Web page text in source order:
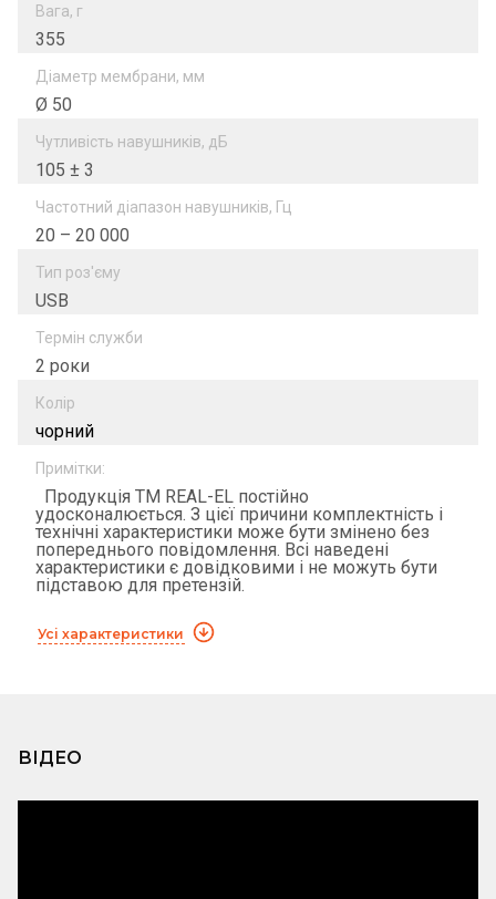
Вага, г
355
Діаметр мембрани, мм
Ø 50
Чутливість навушників, дБ
105 ± 3
Частотний діапазон навушників, Гц
20 – 20 000
Тип роз'єму
USB
Термін служби
2 роки
Колір
чорний
Примітки:
Продукція ТМ REAL-EL постійно
удосконалюється. З цієї причини комплектність і
технічні характеристики може бути змінено без
попереднього повідомлення. Всі наведені
характеристики є довідковими і не можуть бути
підставою для претензій.
Усі характеристики
ВІДЕО